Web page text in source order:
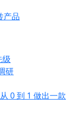
产品
级
研
0 到 1 做出一款